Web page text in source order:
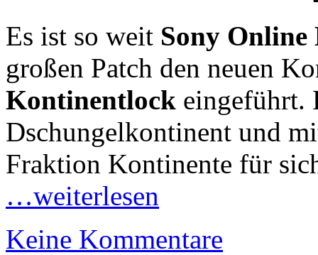
Es ist so weit Sony
großen Patch den neuen
Kontinentlock eingeführt.
Dschungelkontinent und
Fraktion Kontinente für
…weiterlesen
Keine Kommentare